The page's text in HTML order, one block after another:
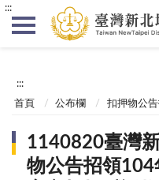
:::
:::
首頁 公布欄 扣押物公
1140820臺灣
物公告招領